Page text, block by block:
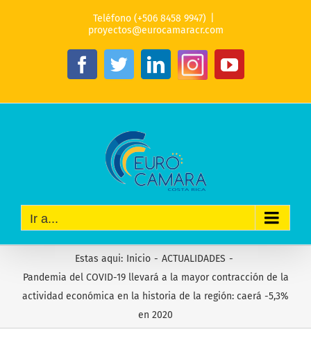
Teléfono (+506 8458 9947)
proyectos@eurocamaracr.com
Facebook
TwitterLinkedIn
InstagramYouTube
Ir a...
Estas aqui: Inicio - ACTUALIDADES -
Pandemia del COVID-19 llevará a la mayor contracción de la
actividad económica en la historia de la región: caerá -5,3%
en 2020